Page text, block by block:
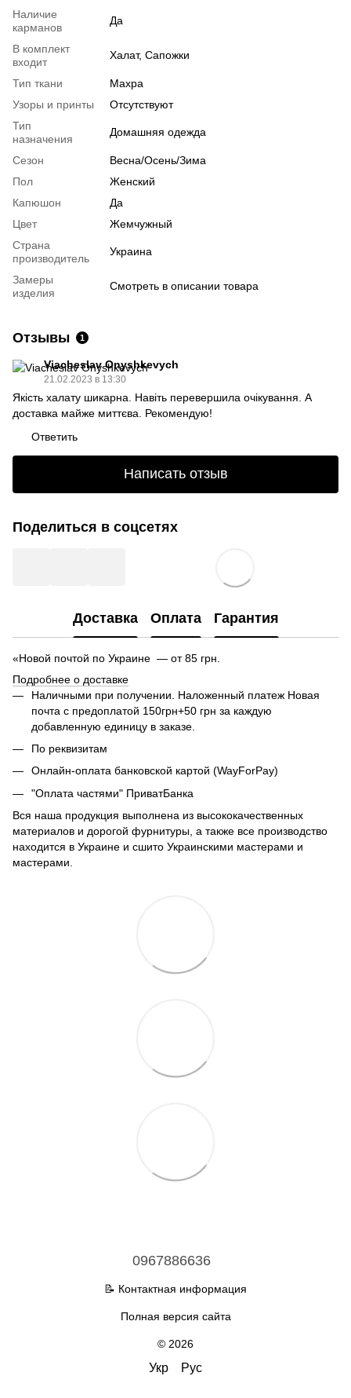
Наличие
карманов
Да
В комплект
входит
Халат, Сапожки
Тип ткани
Махра
Узоры и принты
Отсутствуют
Тип
назначения
Домашняя одежда
Сезон
Весна/Осень/Зима
Пол
Женский
Капюшон
Да
Цвет
Жемчужный
Страна
производитель
Украина
Замеры
изделия
Смотреть в описании товара
Отзывы 1
Viacheslav Onyshkevych
21.02.2023 в 13:30
Якість халату шикарна. Навіть перевершила очікування. А
доставка майже миттєва. Рекомендую!
Ответить
Написать отзыв
Поделиться в соцсетях
Доставка Оплата Гарантия
«Новой почтой по Украине — от 85 грн.
Подробнее о доставке
Наличными при получении. Наложенный платеж Новая
почта с предоплатой 150грн+50 грн за каждую
добавленную единицу в заказе.
По реквизитам
Онлайн-оплата банковской картой (WayForPay)
"Оплата частями" ПриватБанка
Вся наша продукция выполнена из высококачественных
материалов и дорогой фурнитуры, а также все производство
находится в Украине и сшито Украинскими мастерами и
мастерами.
0967886636
📝 Контактная информация
Полная версия сайта
© 2026
Укр Рус